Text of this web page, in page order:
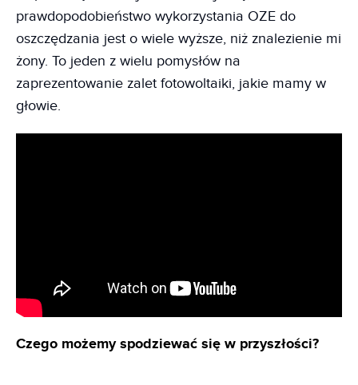
prawdopodobieństwo wykorzystania OZE do
oszczędzania jest o wiele wyższe, niż znalezienie mi
żony. To jeden z wielu pomysłów na
zaprezentowanie zalet fotowoltaiki, jakie mamy w
głowie.
Czego możemy spodziewać się w przyszłości?